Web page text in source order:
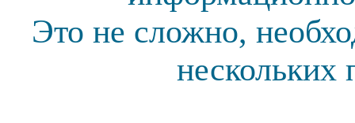
Это не сложно,
нескольких